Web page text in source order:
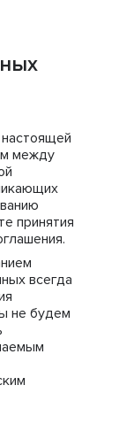
между
принятия
всегда
не будем